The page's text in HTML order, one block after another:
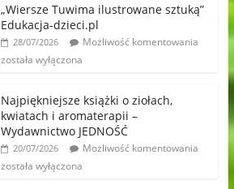
„Wiersze Tuwima ilustrowane sztuką”
Edukacja-dzieci.pl
28/07/2026
Możliwość komentowania
została wyłączona
Najpiękniejsze książki o ziołach,
kwiatach i aromaterapii –
Wydawnictwo JEDNOŚĆ
20/07/2026
Możliwość komentowania
została wyłączona